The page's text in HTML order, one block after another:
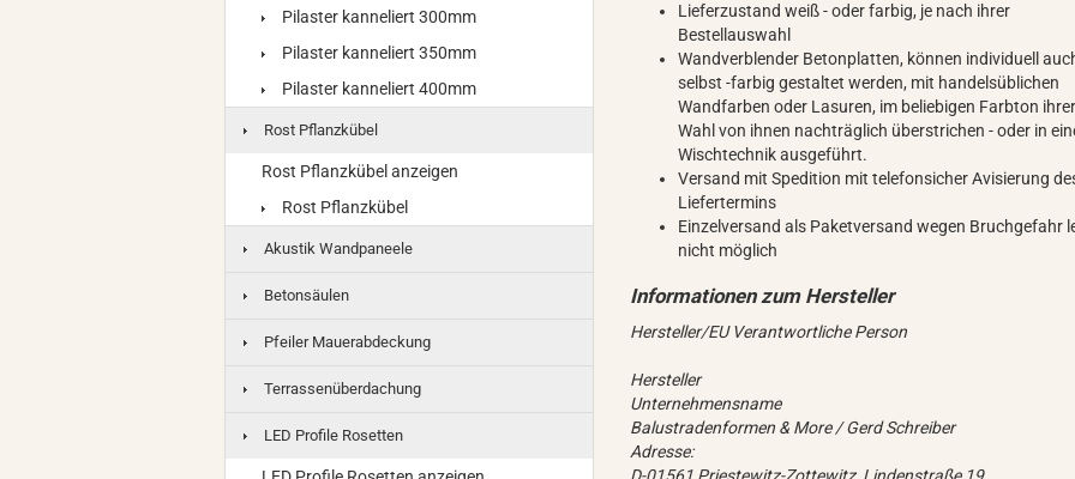
Lieferzustand weiß - oder farbig, je nach ihrer
Bestellauswahl
Wandverblender Betonplatten, können individuell
selbst -farbig gestaltet werden, mit handelsüblichen
Wandfarben oder Lasuren, im beliebigen Farbton ihrer
Wahl von ihnen nachträglich überstrichen - oder in
Wischtechnik ausgeführt.
Versand mit Spedition mit telefonsicher Avisierung
Liefertermins
Einzelversand als Paketversand wegen Bruchgefahr
nicht möglich
Hersteller/EU Verantwortliche Person
Hersteller
Unternehmensname
Balustradenformen & More / Gerd Schreiber
Adresse:
Pilaster kanneliert 300mm
Pilaster kanneliert 350mm
Pilaster kanneliert 400mm
Rost Pflanzkübel
Rost Pflanzkübel anzeigen
Rost Pflanzkübel
Akustik Wandpaneele
Betonsäulen
Pfeiler Mauerabdeckung
Terrassenüberdachung
LED Profile Rosetten